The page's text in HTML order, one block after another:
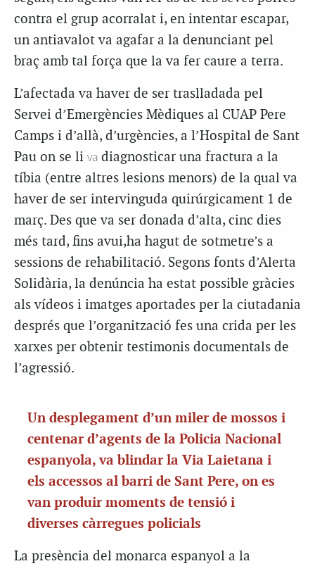
contra el grup acorralat i, en intentar escapar,
un antiavalot va agafar a la denunciant pel
braç amb tal força que la va fer caure a terra.
L’afectada va haver de ser traslladada pel
Servei d’Emergències Mèdiques al CUAP Pere
Camps i d’allà, d’urgències, a l’Hospital de Sant
Pau on se li va diagnosticar una fractura a la
tíbia (entre altres lesions menors) de la qual va
haver de ser intervinguda quirúrgicament 1 de
març. Des que va ser donada d’alta, cinc dies
més tard, fins avui,ha hagut de sotmetre’s a
sessions de rehabilitació. Segons fonts d’Alerta
Solidària, la denúncia ha estat possible gràcies
als vídeos i imatges aportades per la ciutadania
després que l’organització fes una crida per les
xarxes per obtenir testimonis documentals de
l’agressió.
Un desplegament d’un miler de mossos i
centenar d’agents de la Policia Nacional
espanyola, va blindar la Via Laietana i
els accessos al barri de Sant Pere, on es
van produir moments de tensió i
diverses càrregues policials
La presència del monarca espanyol a la